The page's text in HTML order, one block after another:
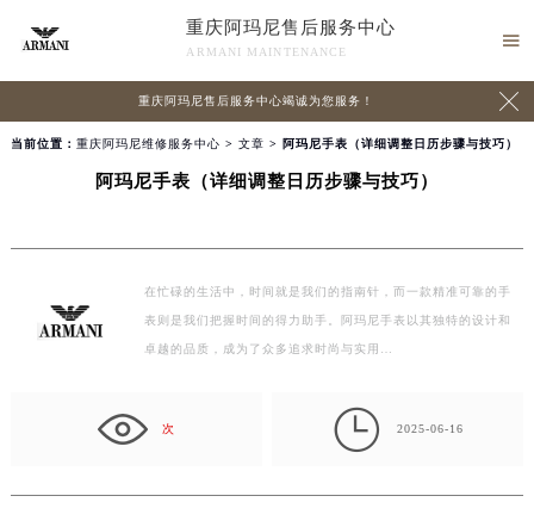
重庆阿玛尼售后服务中心
ARMANI MAINTENANCE

重庆阿玛尼售后服务中心竭诚为您服务！ 
当前位置： 重庆阿玛尼维修服务中心 > 文章 > 阿玛尼手表（详细调整日历步骤与技巧）
阿玛尼手表（详细调整日历步骤与技巧）
在忙碌的生活中，时间就是我们的指南针，而一款精准可靠的手
表则是我们把握时间的得力助手。阿玛尼手表以其独特的设计和
卓越的品质，成为了众多追求时尚与实用…
次  2025-06-16